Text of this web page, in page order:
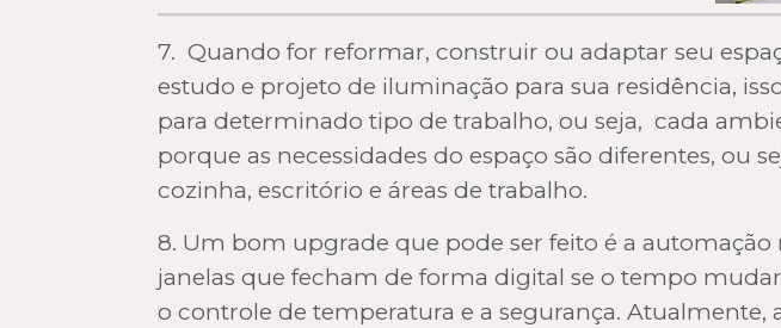
7. Quando for reformar, construir ou adaptar seu
estudo e projeto de iluminação para sua residência,
para determinado tipo de trabalho, ou seja, cada
porque as necessidades do espaço são diferentes,
cozinha, escritório e áreas de trabalho.
8. Um bom upgrade que pode ser feito é a
janelas que fecham de forma digital se o tempo
o controle de temperatura e a segurança.